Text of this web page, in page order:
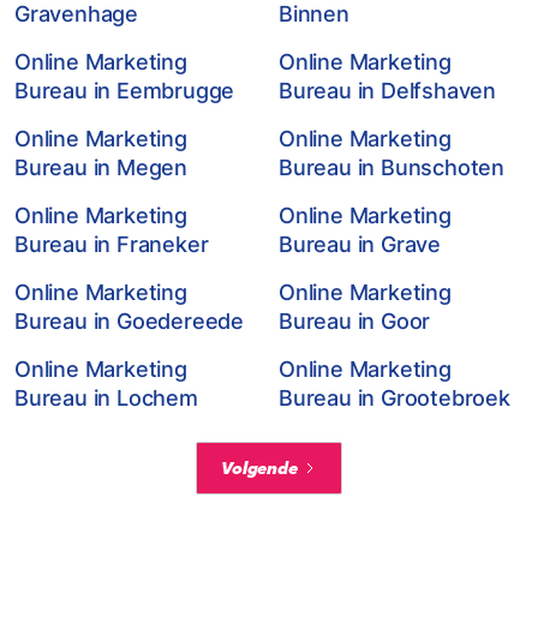
Gravenhage
Binnen
Online Marketing
Bureau in Eembrugge
Online Marketing
Bureau in Delfshaven
Online Marketing
Bureau in Megen
Online Marketing
Bureau in Bunschoten
Online Marketing
Bureau in Franeker
Online Marketing
Bureau in Grave
Online Marketing
Bureau in Goedereede
Online Marketing
Bureau in Goor
Online Marketing
Bureau in Lochem
Online Marketing
Bureau in Grootebroek
Volgende